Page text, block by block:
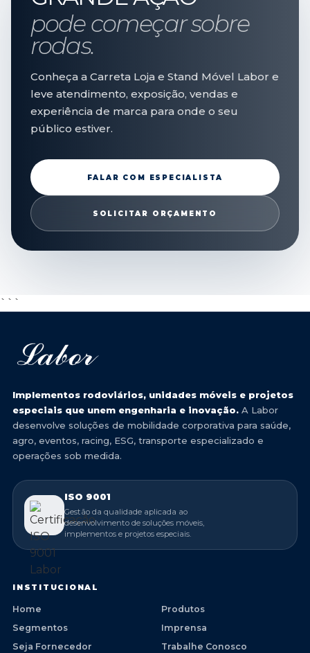
pode começar sobre
rodas.
Conheça a Carreta Loja e Stand Móvel Labor e
leve atendimento, exposição, vendas e
experiência de marca para onde o seu
público estiver.
FALAR COM ESPECIALISTA
SOLICITAR ORÇAMENTO
```
Implementos rodoviários, unidades móveis e projetos
especiais que unem engenharia e inovação. A Labor
desenvolve soluções de mobilidade corporativa para saúde,
agro, eventos, racing, ESG, transporte especializado e
operações sob medida.
ISO 9001
Gestão da qualidade aplicada ao
desenvolvimento de soluções móveis,
implementos e projetos especiais.
INSTITUCIONAL
Home
Produtos
Segmentos
Imprensa
Seja Fornecedor
Trabalhe Conosco